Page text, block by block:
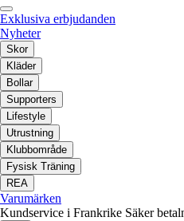
Exklusiva erbjudanden
Nyheter
Skor
Kläder
Bollar
Supporters
Lifestyle
Utrustning
Klubbområde
Fysisk Träning
REA
Varumärken
Kundservice i Frankrike Säker